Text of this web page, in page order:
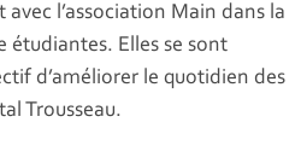
l’association Main dans la
étudiantes. Elles se sont
d’améliorer le quotidien des
Trousseau.